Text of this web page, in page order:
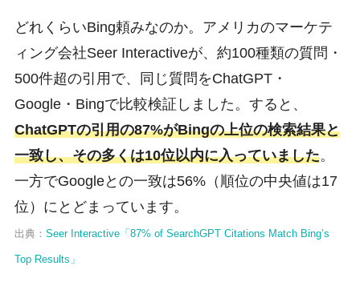
どれくらいBing頼みなのか。アメリカのマーケテ
ィング会社Seer Interactiveが、約100種類の質問・
500件超の引用で、同じ質問をChatGPT・
Google・Bingで比較検証しました。すると、
ChatGPTの引用の87%がBingの上位の検索結果と
一致し、その多くは10位以内に入っていました。
一方でGoogleとの一致は56%（順位の中央値は17
位）にとどまっています。
出典： Seer Interactive「87% of SearchGPT Citations Match Bing’s
Top Results」